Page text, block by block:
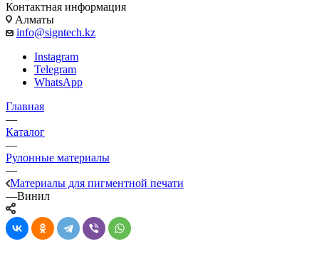
Контактная информация
Алматы
info@signtech.kz
Instagram
Telegram
WhatsApp
Главная
—
Каталог
—
Рулонные материалы
—
Материалы для пигментной печати
—Винил